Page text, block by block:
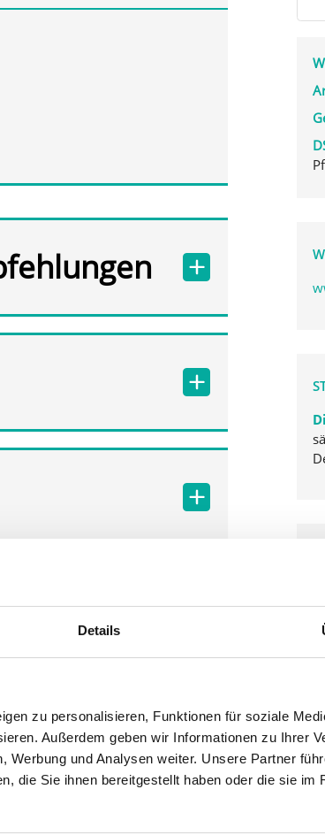
Details
zu personalisieren, Funktionen für soziale
Außerdem geben wir Informationen zu Ihrer
Werbung und Analysen weiter. Unsere Partner
die Sie ihnen bereitgestellt haben oder die sie im